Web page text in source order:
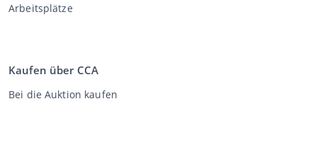
Arbeitsplätze
Kaufen über CCA
Bei die Auktion kaufen